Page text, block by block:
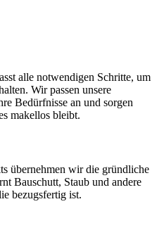
alle notwendigen Schritte, um
Wir passen unsere
Bedürfnisse an und sorgen
makellos bleibt.
übernehmen wir die gründliche
Bauschutt, Staub und andere
bezugsfertig ist.